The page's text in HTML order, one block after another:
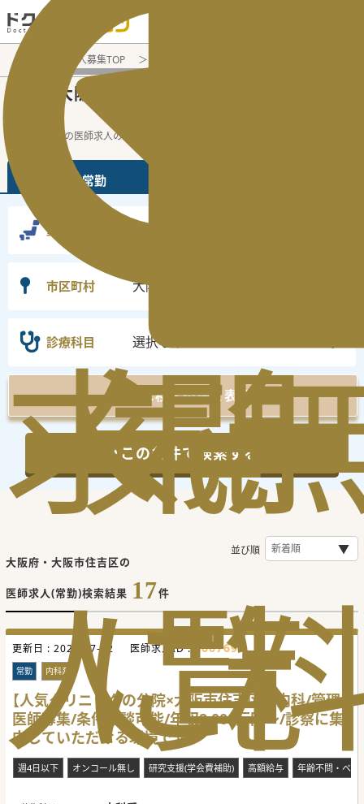
求
人
気
に
閲
覧
医師転職・求人募集TOP
大阪府大阪市住吉区
大阪府の常勤の医師求人の検索結果です。
常勤
勤務地
市区町村 大阪市住吉区
診療科目 選択なし
詳細な検索条件を表示
この条件で検索する
大阪府・大阪市住吉区の
医師求人(常勤)検索結果 17件
並び順
更新日 : 2026-07-22 医師求人ID : 466769
常勤 内科系
【人気クリニックの分院×大阪市住吉区】内科/管理
医師募集/条件相談可能/年収2,000万円～/診察に集
中していただける環境です
週4日以下 オンコール無し 研究支援(学会費補助) 高額給与 年齢不問・ベテ